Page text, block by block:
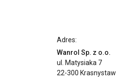
Adres:
Wanrol Sp. z o.o.
ul. Matysiaka 7
22-300 Krasnystaw